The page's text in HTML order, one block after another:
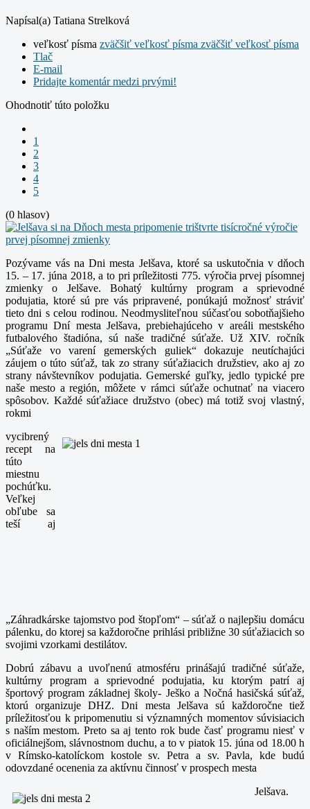
Napísal(a) Tatiana Strelková
veľkosť písma zväčšiť veľkosť písma zväčšiť veľkosť písma
Tlač
E-mail
Pridajte komentár medzi prvými!
Ohodnotiť túto položku
1
2
3
4
5
(0 hlasov)
Pozývame vás na Dni mesta Jelšava, ktoré sa uskutočnia v dňoch
15. – 17. júna 2018, a to pri príležitosti 775. výročia prvej písomnej
zmienky o Jelšave. Bohatý kultúrny program a sprievodné
podujatia, ktoré sú pre vás pripravené, ponúkajú možnosť stráviť
tieto dni s celou rodinou.Neodmysliteľnou súčasťou sobotňajšieho
programu Dní mesta Jelšava, prebiehajúceho v areáli mestského
futbalového štadióna, sú naše tradičné súťaže. Už XIV. ročník
„Súťaže vo varení gemerských guliek“ dokazuje neutíchajúci
záujem o túto súťaž, tak zo strany súťažiacich družstiev, ako aj zo
strany návštevníkov podujatia. Gemerské guľky, jedlo typické pre
naše mesto a región, môžete v rámci súťaže ochutnať na viacero
spôsobov. Každé súťažiace družstvo (obec) má totiž svoj vlastný,
rokmi
vycibrený
recept na
túto
miestnu
pochúťku.
Veľkej
obľube sa
teší aj
„Záhradkárske tajomstvo pod štopľom“ – súťaž o najlepšiu domácu
pálenku, do ktorej sa každoročne prihlási približne 30 súťažiacich so
svojimi vzorkami destilátov.
Dobrú zábavu a uvoľnenú atmosféru prinášajú tradičné súťaže,
kultúrny program a sprievodné podujatia, ku ktorým patrí aj
športový program základnej školy- Ješko a Nočná hasičská súťaž,
ktorú organizuje DHZ. Dni mesta Jelšava sú každoročne tiež
príležitosťou k pripomenutiu si významných momentov súvisiacich
s naším mestom. Preto sa aj tento rok bude časť programu niesť v
oficiálnejšom, slávnostnom duchu, a to v piatok 15. júna od 18.00 h
v Rímsko-katolíckom kostole sv. Petra a sv. Pavla, kde budú
odovzdané ocenenia za aktívnu činnosť v prospech mesta
Jelšava.